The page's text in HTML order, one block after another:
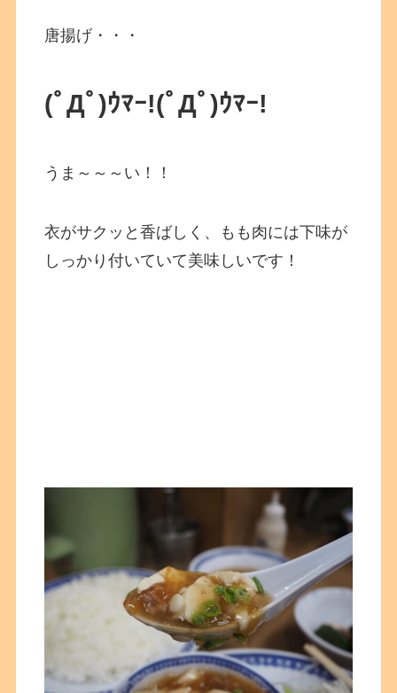
唐揚げ・・・
(ﾟДﾟ)ｳﾏｰ!(ﾟДﾟ)ｳﾏｰ!
うま～～～い！！
衣がサクッと香ばしく、もも肉には下味が
しっかり付いていて美味しいです！